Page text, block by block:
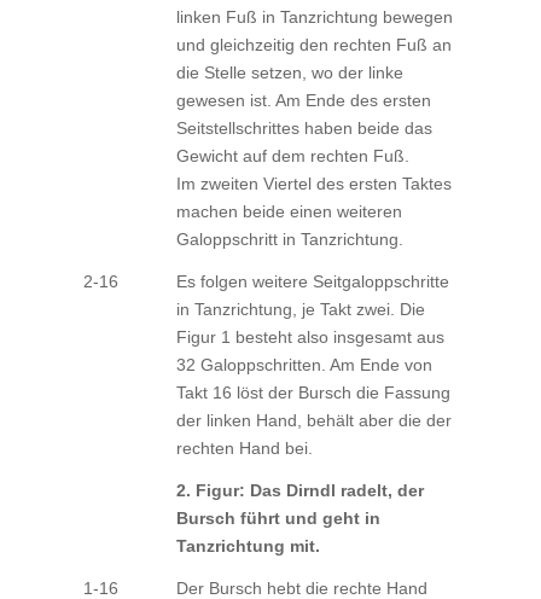
linken Fuß in Tanzrichtung bewegen
und gleichzeitig den rechten Fuß an
die Stelle setzen, wo der linke
gewesen ist. Am Ende des ersten
Seitstellschrittes haben beide das
Gewicht auf dem rechten Fuß.
Im zweiten Viertel des ersten Taktes
machen beide einen weiteren
Galoppschritt in Tanzrichtung.
2-16
Es folgen weitere Seitgaloppschritte
in Tanzrichtung, je Takt zwei. Die
Figur 1 besteht also insgesamt aus
32 Galoppschritten. Am Ende von
Takt 16 löst der Bursch die Fassung
der linken Hand, behält aber die der
rechten Hand bei.
2. Figur: Das Dirndl radelt, der
Bursch führt und geht in
Tanzrichtung mit.
1-16
Der Bursch hebt die rechte Hand